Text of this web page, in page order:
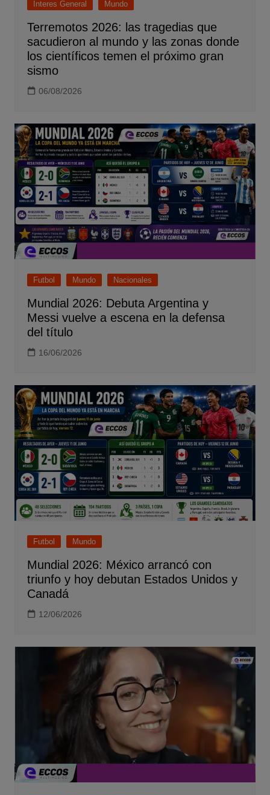
Interes General Mundo
Terremotos 2026: las tragedias que
sacudieron al mundo y las zonas donde
los científicos temen el próximo gran
sismo
06/08/2026
Futbol Mundo Nacionales
Mundial 2026: Debuta Argentina y
Messi vuelve a escena en la defensa
del título
16/06/2026
Futbol Mundo
Mundial 2026: México arrancó con
triunfo y hoy debutan Estados Unidos y
Canadá
12/06/2026